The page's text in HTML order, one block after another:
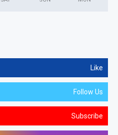
Like
Follow Us
Subscribe